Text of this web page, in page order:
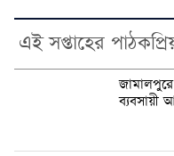
এই সপ্তাহের
ব্যবসায়ী